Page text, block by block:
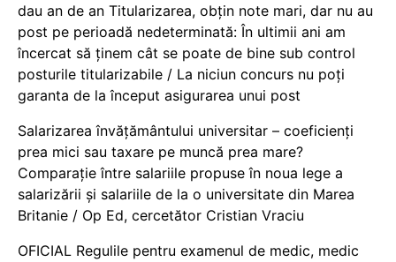
dau an de an Titularizarea, obțin note mari, dar nu au
post pe perioadă nedeterminată: În ultimii ani am
încercat să ținem cât se poate de bine sub control
posturile titularizabile / La niciun concurs nu poți
garanta de la început asigurarea unui post
Salarizarea învățământului universitar – coeficienți
prea mici sau taxare pe muncă prea mare?
Comparație între salariile propuse în noua lege a
salarizării și salariile de la o universitate din Marea
Britanie / Op Ed, cercetător Cristian Vraciu
OFICIAL Regulile pentru examenul de medic, medic